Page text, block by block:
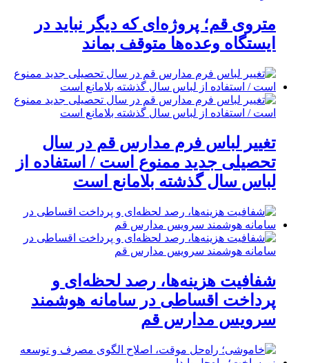
متروی قم؛ پروژه‌ای که دیگر نباید در
ایستگاه وعده‌ها متوقف بماند
تغییر لباس فرم مدارس قم در سال
تحصیلی جدید ممنوع است / استفاده از
لباس سال گذشته بلامانع است
شفافیت هزینه‌ها، رصد لحظه‌ای و
پرداخت اقساطی در سامانه هوشمند
سرویس مدارس قم